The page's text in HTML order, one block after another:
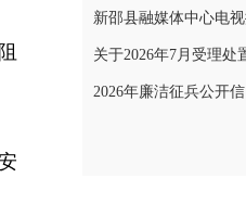
2026年廉洁征兵公开信